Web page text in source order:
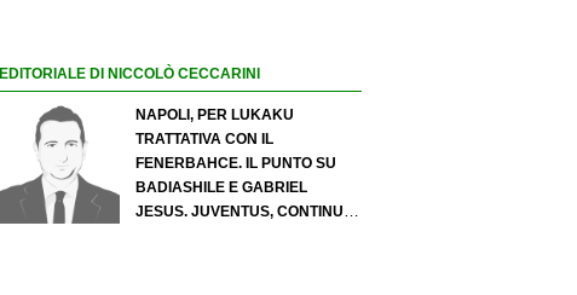
EDITORIALE DI NICCOLÒ CECCARINI
NAPOLI, PER LUKAKU
TRATTATIVA CON IL
FENERBAHCE. IL PUNTO SU
BADIASHILE E GABRIEL
JESUS. JUVENTUS, CONTINUA